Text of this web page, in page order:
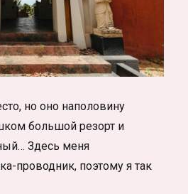
но оно наполовину
большой резорт и
Здесь меня
проводник, поэтому я так